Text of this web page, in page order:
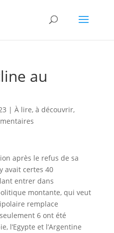
au
| À lire, à découvrir,
après le refus de sa
avait certes 40
entrer dans
montante, qui veut
remplace
6 ont été
l’Egypte et l’Argentine